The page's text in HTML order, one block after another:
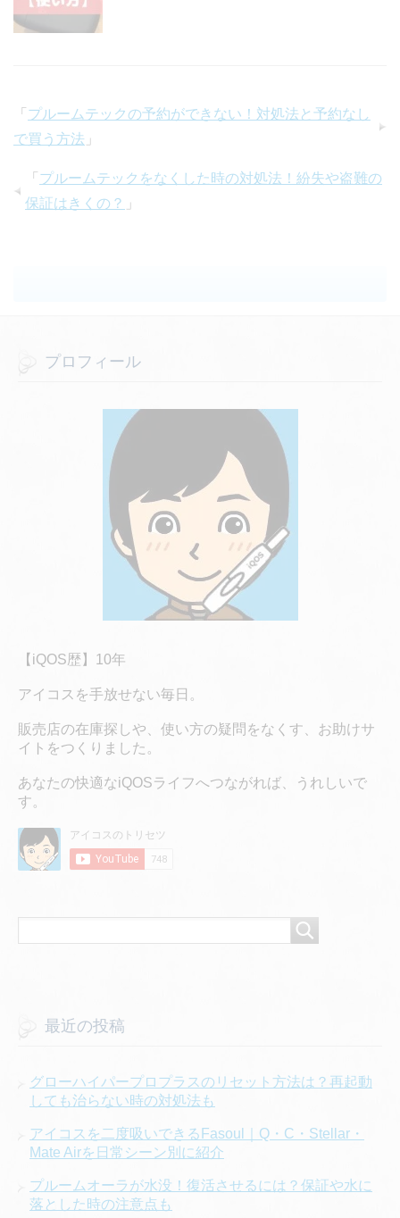
「 プルームテックの予約ができない！対処法と予約なし
で買う方法 」
「 プルームテックをなくした時の対処法！紛失や盗難の
保証はきくの？ 」
プロフィール
【iQOS歴】10年
アイコスを手放せない毎日。
販売店の在庫探しや、使い方の疑問をなくす、お助けサ
イトをつくりました。
あなたの快適なiQOSライフへつながれば、うれしいで
す。
最近の投稿
グローハイパープロプラスのリセット方法は？再起動
しても治らない時の対処法も
アイコスを二度吸いできるFasoul｜Q・C・Stellar・
Mate Airを日常シーン別に紹介
プルームオーラが水没！復活させるには？保証や水に
落とした時の注意点も